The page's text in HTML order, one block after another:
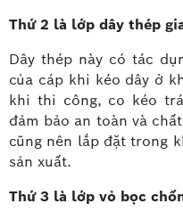
Thứ 2 là lớp dây thép
Dây thép này có tác
của cáp khi kéo dây ở
khi thi công, co kéo
đảm bảo an toàn và
cũng nên lắp đặt trong
sản xuất.
Thứ 3 là lớp vỏ bọc